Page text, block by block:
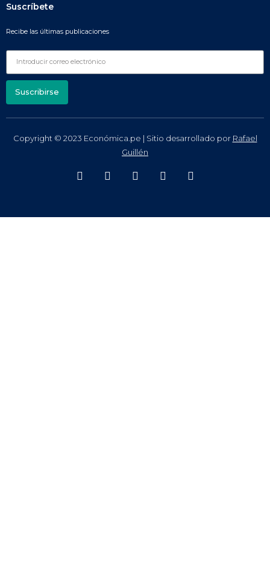
Suscríbete
Recibe las últimas publicaciones
Suscribirse
Copyright © 2023 Económica.pe | Sitio desarrollado por Rafael
Guillén